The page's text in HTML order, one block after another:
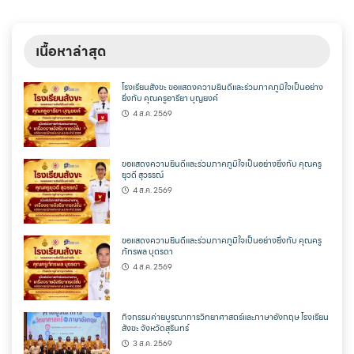
เนื้อหาล่าสุด
โรงเรียนสังขะ ขอแสดงความยินดีและร่วมภาคภูมิใจเป็นอย่าง
ยิ่งกับ คุณครูอารียา บุญยงค์
4 ส.ค. 2569
ขอแสดงความยินดีและร่วมภาคภูมิใจเป็นอย่างยิ่งกับ คุณครู
ยุวดี สุวรรณ์
4 ส.ค. 2569
ขอแสดงความยินดีและร่วมภาคภูมิใจเป็นอย่างยิ่งกับ คุณครู
ภัทรพล บุตรดา
4 ส.ค. 2569
กิจกรรมค่ายบูรณาการวิทยาศาสตร์และภาษาอังกฤษ โรงเรียน
สังขะ จังหวัดสุรินทร์
3 ส.ค. 2569